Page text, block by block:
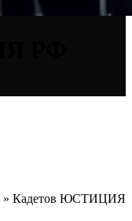
» Кадетов ЮСТИЦИЯ